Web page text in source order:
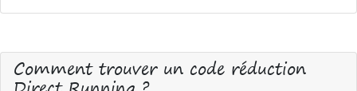
Comment trouver un code réduction